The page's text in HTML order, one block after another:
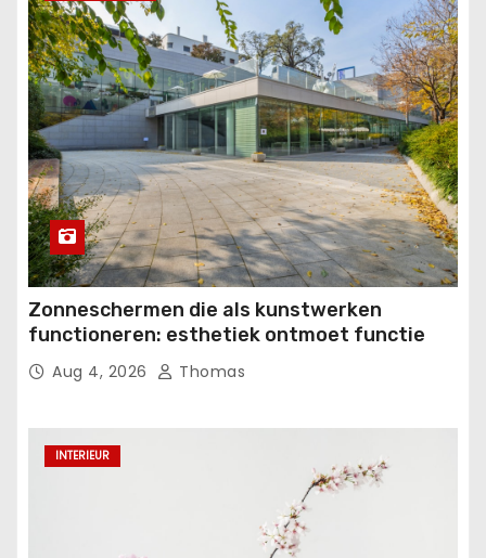
Zonneschermen die als kunstwerken
functioneren: esthetiek ontmoet functie
Aug 4, 2026 Thomas
INTERIEUR